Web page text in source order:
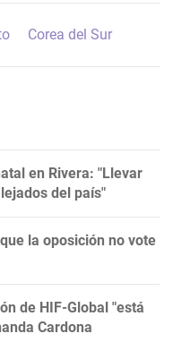
Corea del Sur
en Rivera: "Llevar
del país"
la oposición no vote
de HIF-Global "está
Cardona